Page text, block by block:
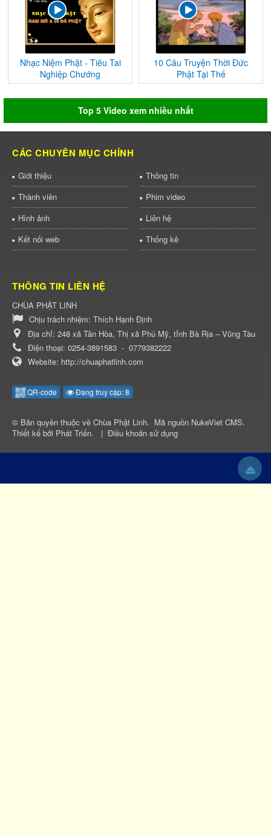
Nhạc Niệm Phật - Tiêu Tai
Nghiệp Chướng
10 Câu Truyện Thời Đức
Phật Tại Thế
Top 5 Video xem nhiều nhất
CÁC CHUYÊN MỤC CHÍNH
Giới thiệu
Thông tin
Thành viên
Phim video
Hình ảnh
Liên hệ
Kết nối web
Thống kê
THÔNG TIN LIÊN HỆ
CHÙA PHẬT LINH
Chịu trách nhiệm: Thích Hạnh Định
Địa chỉ: 248 xã Tân Hòa, Thị xã Phú Mỹ, tỉnh Bà Rịa – Vũng Tàu
Điện thoại: 0254-3891583 - 0779382222
Website: http://chuaphatlinh.com
QR-code Đang truy cập: 8
© Bản quyền thuộc về Chùa Phật Linh. Mã nguồn NukeViet CMS.
Thiết kế bởi Phát Triển. | Điều khoản sử dụng